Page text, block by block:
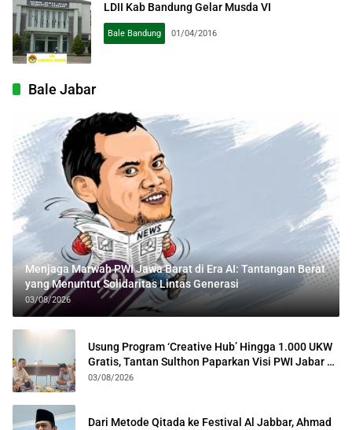
LDII Kab Bandung Gelar Musda VI
Bale Bandung 01/04/2016
Bale Jabar
Menjaga Marwah PWI Jawa Barat di Era AI: Tantangan Berat
yang Menuntut Solidaritas Lintas Generasi
03/08/2026
Usung Program ‘Creative Hub’ Hingga 1.000 UKW
Gratis, Tantan Sulthon Paparkan Visi PWI Jabar di
Kota Bogor
03/08/2026
Dari Metode Qitada ke Festival Al Jabbar, Ahmad